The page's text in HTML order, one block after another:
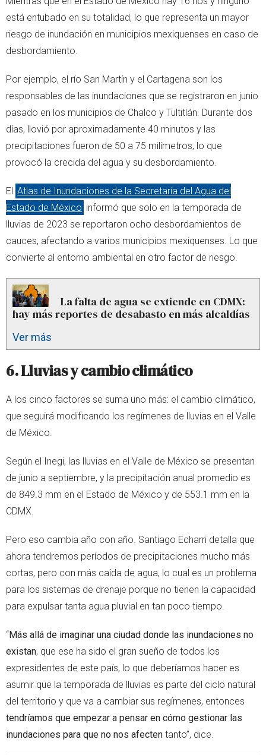
está entubado en su totalidad, lo que representa un mayor
riesgo de inundación en municipios mexiquenses en caso de
desbordamiento.
Por ejemplo, el río San Martín y el Cartagena son los
responsables de las inundaciones que se registraron en junio
pasado en los municipios de Chalco y Tultitlán. Durante dos
días, llovió por aproximadamente 40 minutos y las
precipitaciones fueron de 50 a 75 milímetros, lo que
provocó la crecida del agua y su desbordamiento.
El Atlas de Inundaciones de la Secretaría del Agua del
Estado de México informó que solo en la temporada de
lluvias de 2023 se reportaron ocho desbordamientos de
cauces, afectando a varios municipios mexiquenses. Lo que
convierte al entorno ambiental en otro factor de riesgo.
La falta de agua se extiende en CDMX:
hay más reportes de desabasto en más alcaldías
Ver más
6. Lluvias y cambio climático
A los cinco factores se suma uno más: el cambio climático,
que seguirá modificando los regímenes de lluvias en el Valle
de México.
Según el Inegi, las lluvias en el Valle de México se presentan
de junio a septiembre, y la precipitación anual promedio es
de 849.3 mm en el Estado de México y de 553.1 mm en la
CDMX.
Pero eso cambia año con año. Santiago Echarri detalla que
ahora tendremos períodos de precipitaciones mucho más
cortas, pero con más caída de agua, lo cual es un problema
para los sistemas de drenaje porque no tienen la capacidad
para expulsar tanta agua pluvial en tan poco tiempo.
“Más allá de imaginar una ciudad donde las inundaciones no
existan, que ese ha sido el gran sueño de todos los
expresidentes de este país, lo que deberíamos hacer es
asumir que la temporada de lluvias es parte del ciclo natural
del territorio y que va a cambiar sus regímenes, entonces
tendríamos que empezar a pensar en cómo gestionar las
inundaciones para que no nos afecten tanto”, dice.